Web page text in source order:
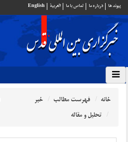
پيوند ها درباره ما تماس با ما العربية English
خانه فهرست مطالب
خبر
تحلیل و مقاله